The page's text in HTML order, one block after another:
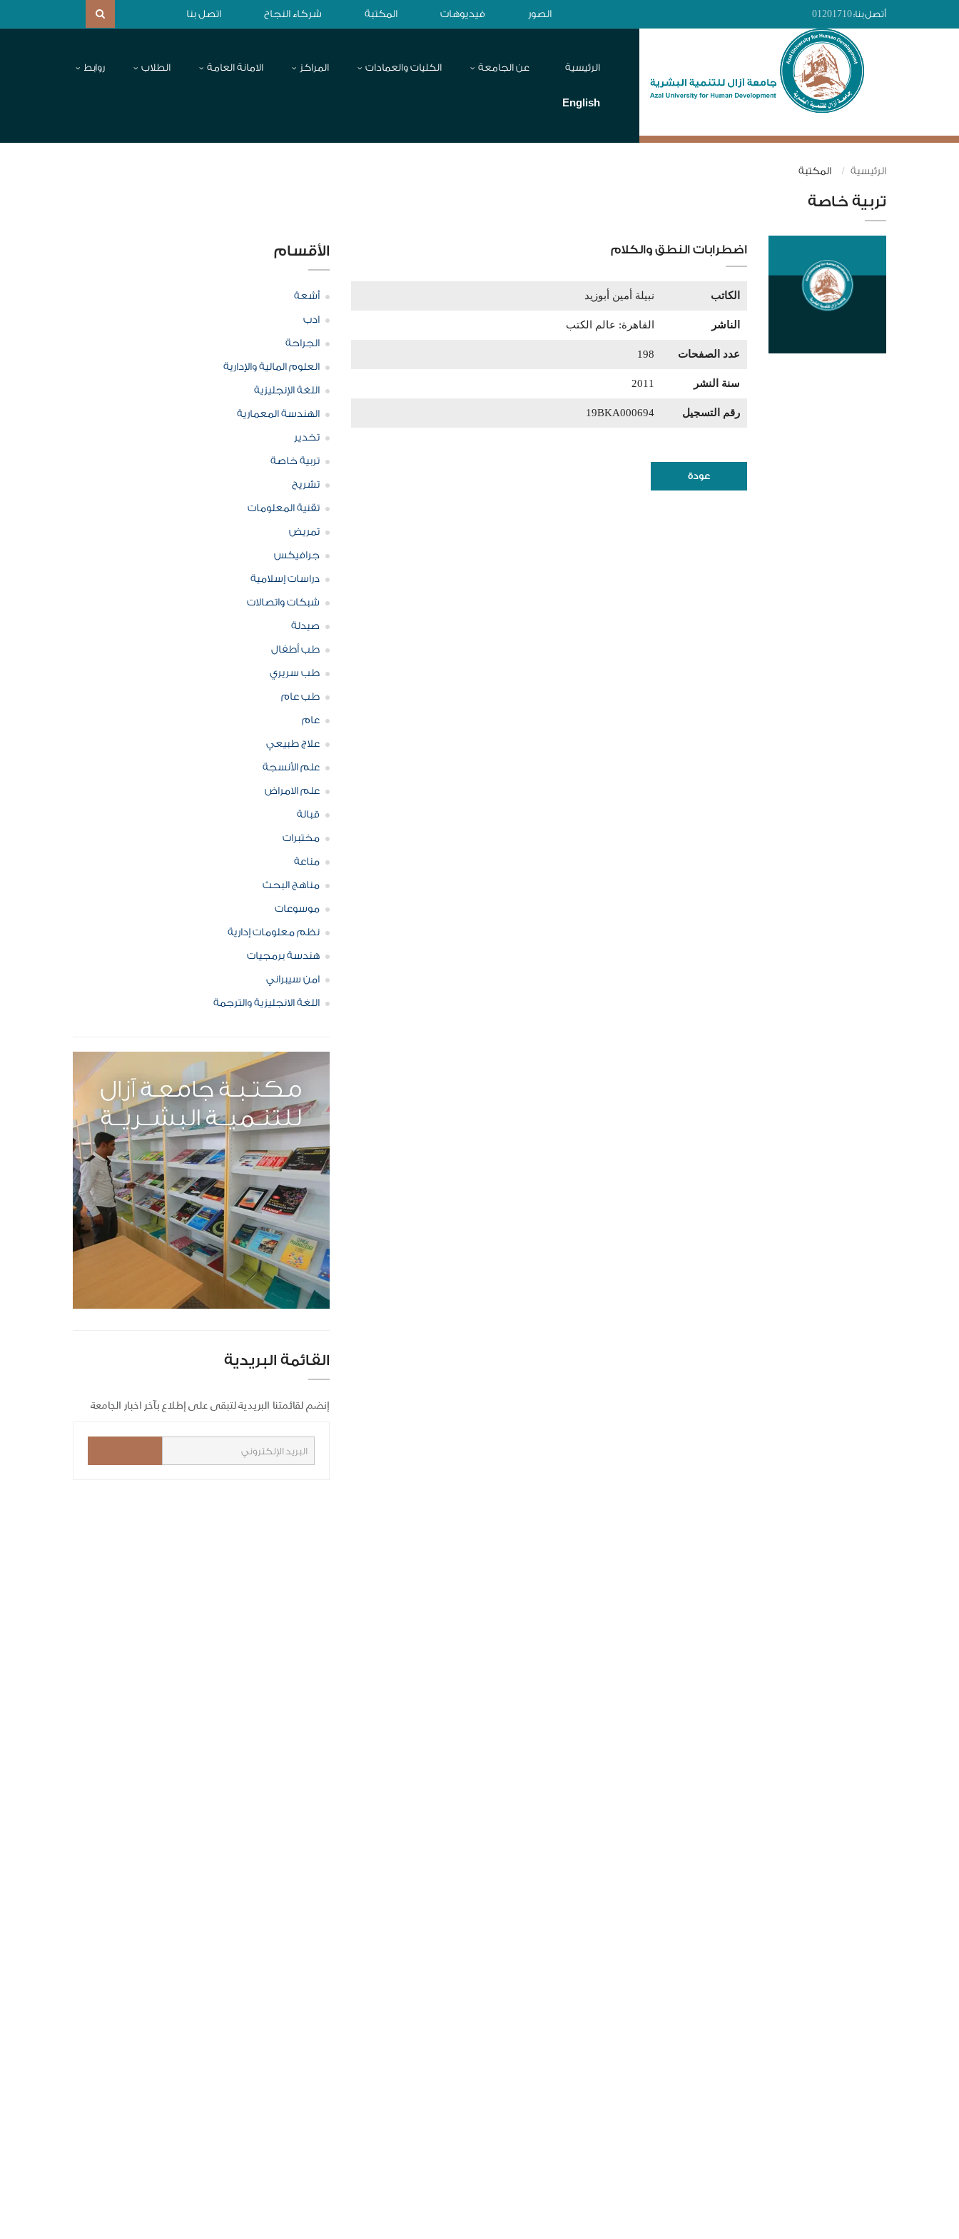
أتصل بنا:01201710 الصور فيديوهات المكتبة شركاء النجاح اتصل بنا
الرئيسية عن الجامعة الكليات والعمادات المراكز الامانة العامة الطلاب روابط
English
الرئيسية المكتبة
تربية خاصة
اضطرابات النطق والكلام
الكاتب نبيلة أمين أبوزيد
الناشر القاهرة: عالم الكتب
عدد الصفحات 198
سنة النشر 2011
رقم التسجيل 19BKA000694
عودة
الأقسام
أشعة
ادب
الجراحة
العلوم المالية والإدارية
اللغة الإنجليزية
الهندسة المعمارية
تخدير
تربية خاصة
تشريح
تقنية المعلومات
تمريض
جرافيكس
دراسات إسلامية
شبكات واتصالات
صيدلة
طب أطفال
طب سريري
طب عام
عام
علاج طبيعي
علم الأنسجة
علم الامراض
قبالة
مختبرات
مناعة
مناهج البحث
موسوعات
نظم معلومات إدارية
هندسة برمجيات
امن سيبراني
اللغة الانجليزية والترجمة
القائمة البريدية
إنضم لقائمتنا البريدية لتبقى على إطلاع بآخر اخبار الجامعة